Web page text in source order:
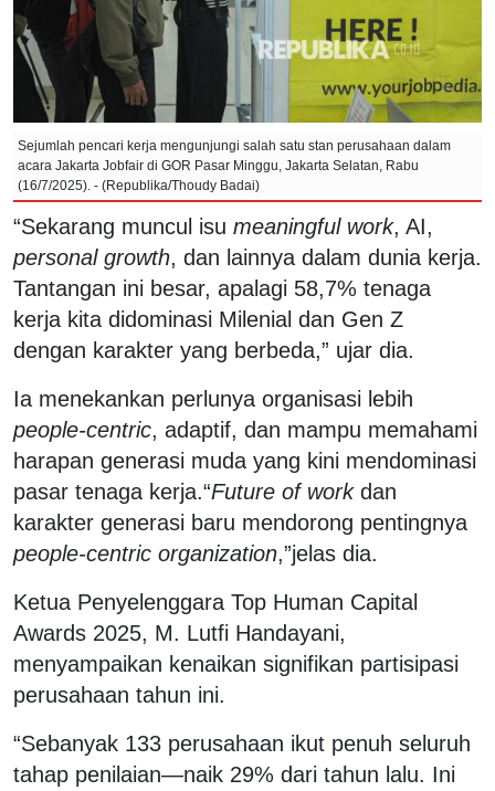
Sejumlah pencari kerja mengunjungi salah satu stan perusahaan dalam
acara Jakarta Jobfair di GOR Pasar Minggu, Jakarta Selatan, Rabu
(16/7/2025). - (Republika/Thoudy Badai)
“Sekarang muncul isu meaningful work, AI,
personal growth, dan lainnya dalam dunia kerja.
Tantangan ini besar, apalagi 58,7% tenaga
kerja kita didominasi Milenial dan Gen Z
dengan karakter yang berbeda,” ujar dia.
Ia menekankan perlunya organisasi lebih
people-centric, adaptif, dan mampu memahami
harapan generasi muda yang kini mendominasi
pasar tenaga kerja.“Future of work dan
karakter generasi baru mendorong pentingnya
people-centric organization,”jelas dia.
Ketua Penyelenggara Top Human Capital
Awards 2025, M. Lutfi Handayani,
menyampaikan kenaikan signifikan partisipasi
perusahaan tahun ini.
“Sebanyak 133 perusahaan ikut penuh seluruh
tahap penilaian—naik 29% dari tahun lalu. Ini